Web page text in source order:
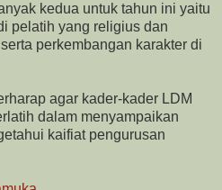
kedua untuk tahun ini yaitu
pelatih yang religius dan
perkembangan karakter di
agar kader-kader LDM
dalam menyampaikan
kaifiat pengurusan